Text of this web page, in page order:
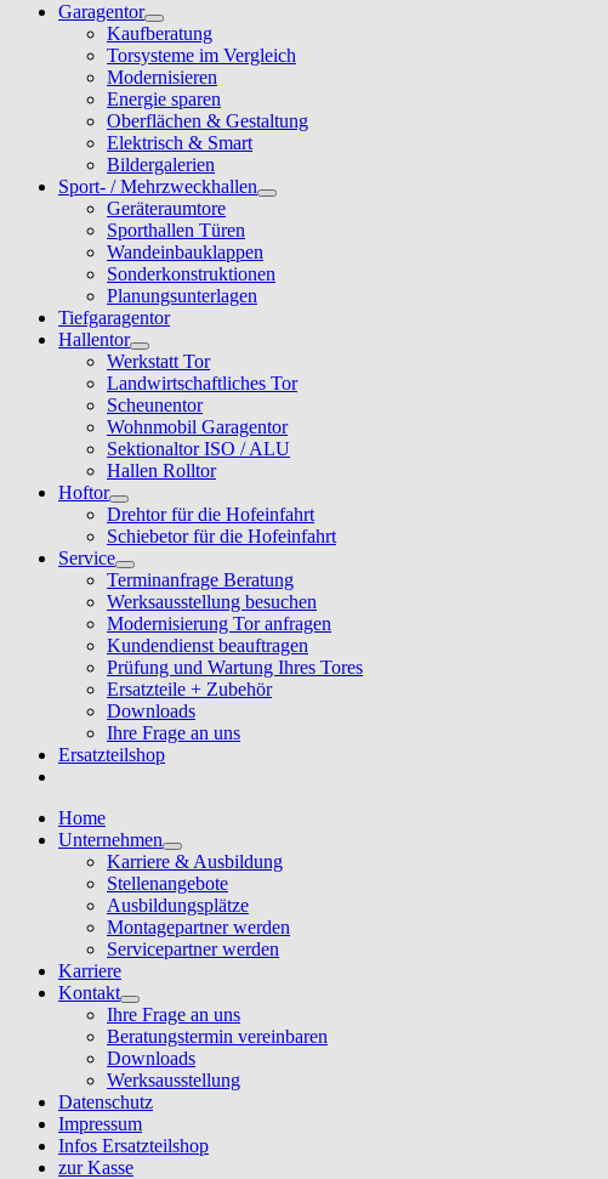
Garagentor
Kaufberatung
Torsysteme im Vergleich
Modernisieren
Energie sparen
Oberflächen & Gestaltung
Elektrisch & Smart
Bildergalerien
Sport- / Mehrzweckhallen
Geräteraumtore
Sporthallen Türen
Wandeinbauklappen
Sonderkonstruktionen
Planungsunterlagen
Tiefgaragentor
Hallentor
Werkstatt Tor
Landwirtschaftliches Tor
Scheunentor
Wohnmobil Garagentor
Sektionaltor ISO / ALU
Hallen Rolltor
Hoftor
Drehtor für die Hofeinfahrt
Schiebetor für die Hofeinfahrt
Service
Terminanfrage Beratung
Werksausstellung besuchen
Modernisierung Tor anfragen
Kundendienst beauftragen
Prüfung und Wartung Ihres Tores
Ersatzteile + Zubehör
Downloads
Ihre Frage an uns
Ersatzteilshop
Home
Unternehmen
Karriere & Ausbildung
Stellenangebote
Ausbildungsplätze
Montagepartner werden
Servicepartner werden
Karriere
Kontakt
Ihre Frage an uns
Beratungstermin vereinbaren
Downloads
Werksausstellung
Datenschutz
Impressum
Infos Ersatzteilshop
zur Kasse